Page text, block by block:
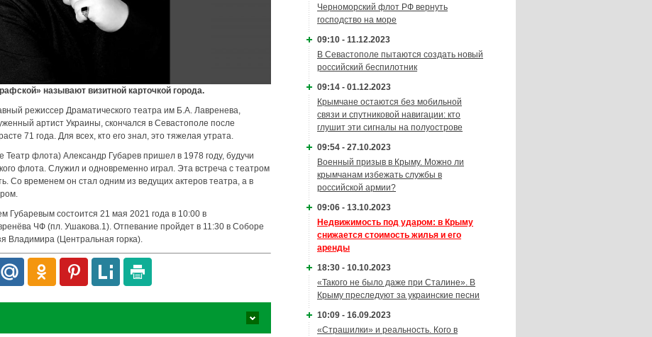
называют визитной карточкой города.
режиссер Драматического театра им Б.А. Лавренева,
артист Украины, скончался в Севастополе после
71 года. Для всех, кто его знал, это тяжелая утрата.
флота) Александр Губарев пришел в 1978 году, будучи
флота. Служил и одновременно играл. Эта встреча с театром
Со временем он стал одним из ведущих актеров театра, а в
Губаревым состоится 21 мая 2021 года в 10:00 в
ЧФ (пл. Ушакова.1). Отпевание пройдет в 11:30 в Соборе
Владимира (Центральная горка).
Черноморский флот РФ вернуть
господство на море
09:10 - 11.12.2023
В Севастополе пытаются создать новый
российский беспилотник
09:14 - 01.12.2023
Крымчане остаются без мобильной
связи и спутниковой навигации: кто
глушит эти сигналы на полуострове
09:54 - 27.10.2023
Военный призыв в Крыму. Можно ли
крымчанам избежать службы в
российской армии?
09:06 - 13.10.2023
Недвижимость под ударом: в Крыму
снижается стоимость жилья и его
аренды
18:30 - 10.10.2023
«Такого не было даже при Сталине». В
Крыму преследуют за украинские песни
10:09 - 16.09.2023
«Страшилки» и реальность. Кого в